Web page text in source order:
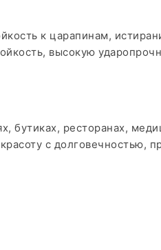
к царапинам,
высокую
бутиках, ресторанах,
с долговечностью,